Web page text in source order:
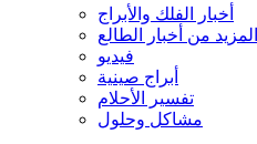
أخبار الفلك والأبراج
المزيد من أخبار الطالع
فيديو
أبراج صينية
تفسير الأحلام
مشاكل وحلول